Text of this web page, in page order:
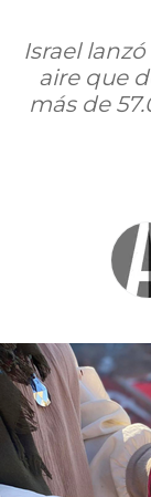
Israel
aire que
más de